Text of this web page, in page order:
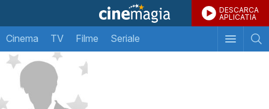
DESCARCA
APLICATIA
Cinema TV Filme Seriale